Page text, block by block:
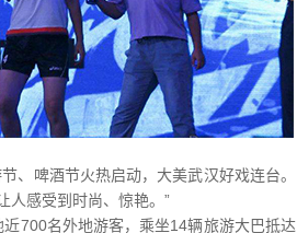
啤酒节火热启动，大美武汉好戏连台。
人感受到时尚、惊艳。”
700名外地游客，乘坐14辆旅游大巴抵达